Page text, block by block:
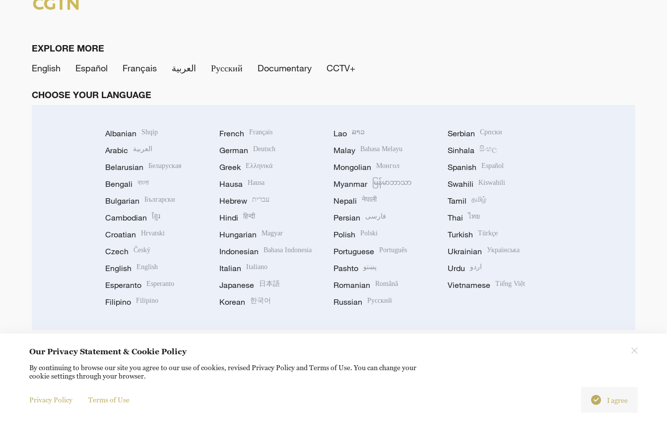
EXPLORE MORE
English
Español Français العربية Русский Documentary CCTV+
CHOOSE YOUR LANGUAGE
Albanian Shqip
Arabic العربية
Belarusian Беларуская
Bengali বাংলা
Bulgarian Български
Cambodian ខ្មែរ
Croatian Hrvatski
Czech Český
English English
Esperanto Esperanto
Filipino Filipino
French Français
German Deutsch
Greek Ελληνικά
Hausa Hausa
Hebrew עברית
Hindi हिन्दी
Hungarian Magyar
Indonesian Bahasa Indonesia
Italian Italiano
Japanese 日本語
Korean 한국어
Lao ລາວ
Malay Bahasa Melayu
Mongolian Монгол
Myanmar မြန်မာဘာသာ
Nepali नेपाली
Persian فارسی
Polish Polski
Portuguese Português
Pashto پښتو
Romanian Română
Russian Русский
Serbian Српски
Sinhala සිංහල
Spanish Español
Swahili Kiswahili
Tamil தமிழ்
Thai ไทย
Turkish Türkçe
Ukrainian Українська
Urdu اردو
Vietnamese Tiếng Việt
DOWNLOAD OUR APP
Our Privacy Statement & Cookie Policy
By continuing to browse our site you agree to our use of cookies, revised Privacy Policy and Terms of Use. You can change your
cookie settings through your browser.
Privacy Policy Terms of Use I agree